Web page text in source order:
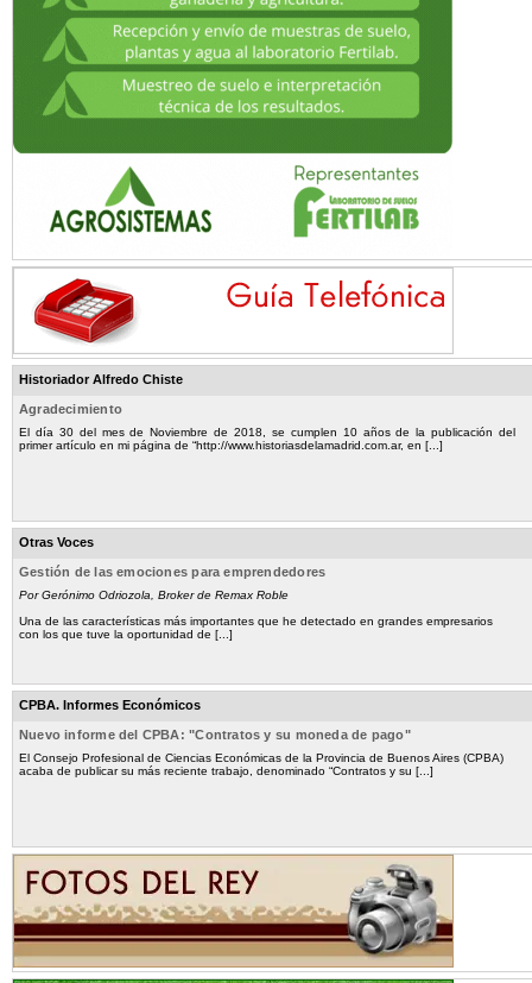
Historiador Alfredo Chiste
Agradecimiento
El día 30 del mes de Noviembre de 2018, se cumplen 10 años de la publicación del
primer artículo en mi página de “http://www.historiasdelamadrid.com.ar, en [...]
Otras Voces
Gestión de las emociones para emprendedores
Por Gerónimo Odriozola, Broker de Remax Roble
Una de las características más importantes que he detectado en grandes empresarios
con los que tuve la oportunidad de [...]
CPBA. Informes Económicos
Nuevo informe del CPBA: "Contratos y su moneda de pago"
El Consejo Profesional de Ciencias Económicas de la Provincia de Buenos Aires (CPBA)
acaba de publicar su más reciente trabajo, denominado “Contratos y su [...]